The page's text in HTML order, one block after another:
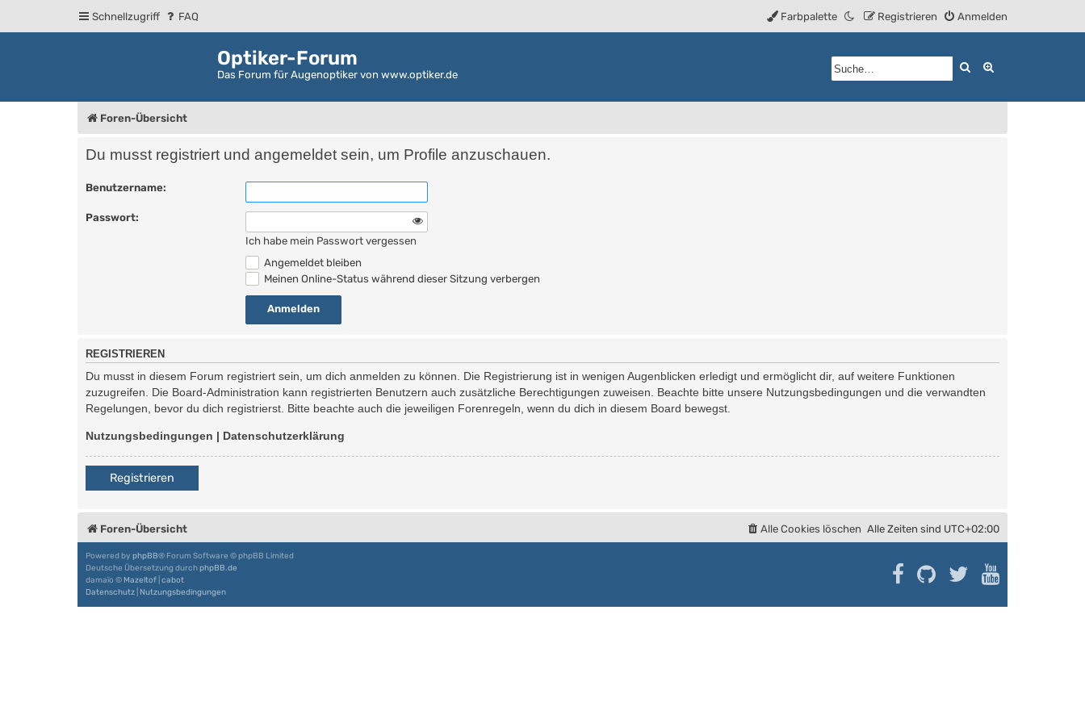
Schnellzugriff FAQ Anmelden
Registrieren
Farbpalette
Optiker-Forum
Das Forum für Augenoptiker von www.optiker.de
Suche
Foren-Übersicht
Du musst registriert und angemeldet sein, um Profile anzuschauen.
Benutzername:
Passwort:
Ich habe mein Passwort vergessen
Angemeldet bleiben
Meinen Online-Status während dieser Sitzung verbergen
REGISTRIEREN
Du musst in diesem Forum registriert sein, um dich anmelden zu können. Die Registrierung ist in wenigen Augenblicken erledigt und ermöglicht dir, auf weitere Funktionen
zuzugreifen. Die Board-Administration kann registrierten Benutzern auch zusätzliche Berechtigungen zuweisen. Beachte bitte unsere Nutzungsbedingungen und die verwandten
Regelungen, bevor du dich registrierst. Bitte beachte auch die jeweiligen Forenregeln, wenn du dich in diesem Board bewegst.
Nutzungsbedingungen | Datenschutzerklärung
Registrieren
Foren-Übersicht Alle Zeiten sind UTC+02:00
Alle Cookies löschen
Powered by phpBB® Forum Software © phpBB Limited
Deutsche Übersetzung durchphpBB.de
damaïo © Mazeltof cabot
Datenschutz Nutzungsbedingungen